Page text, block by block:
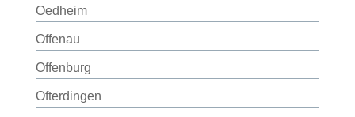
Oedheim
Offenau
Offenburg
Ofterdingen